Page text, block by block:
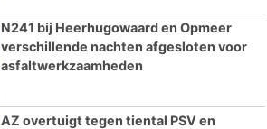
N241 bij Heerhugowaard en Opmeer
verschillende nachten afgesloten voor
asfaltwerkzaamheden
AZ overtuigt tegen tiental PSV en